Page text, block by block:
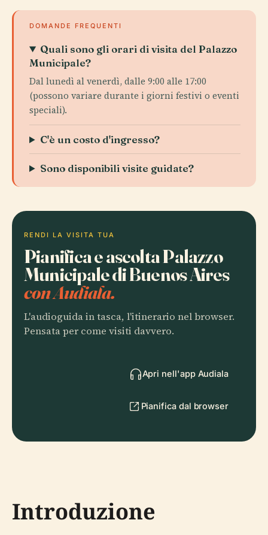
DOMANDE FREQUENTI
Quali sono gli orari di visita del Palazzo
Municipale?
Dal lunedì al venerdì, dalle 9:00 alle 17:00
(possono variare durante i giorni festivi o eventi
speciali).
C'è un costo d'ingresso?
Sono disponibili visite guidate?
RENDI LA VISITA TUA
Pianifica e ascolta Palazzo
Municipale di Buenos Aires
con Audiala.
L'audioguida in tasca, l'itinerario nel browser.
Pensata per come visiti davvero.
Apri nell'app Audiala
Pianifica dal browser
Introduzione